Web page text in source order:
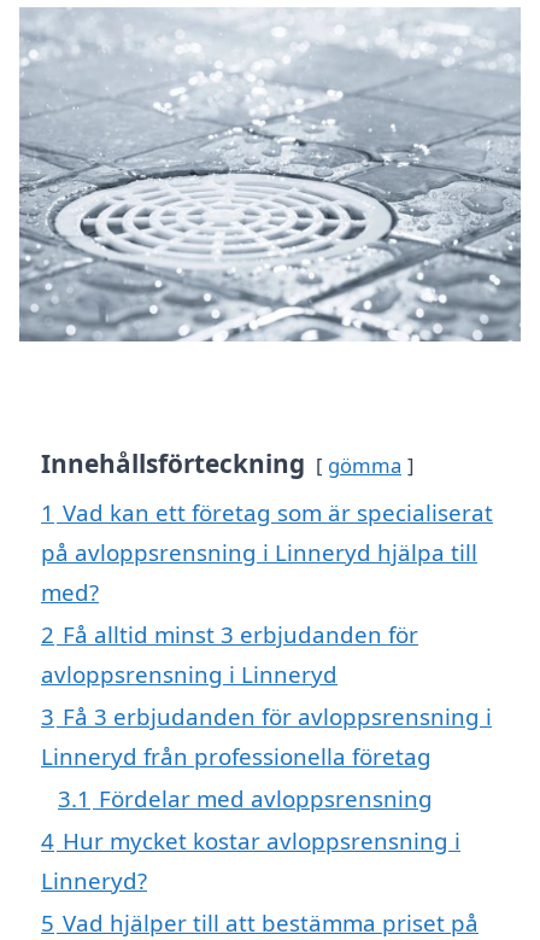
Innehållsförteckning gömma
1 Vad kan ett företag som är specialiserat
på avloppsrensning i Linneryd hjälpa till
med?
2 Få alltid minst 3 erbjudanden för
avloppsrensning i Linneryd
3 Få 3 erbjudanden för avloppsrensning i
Linneryd från professionella företag
3.1 Fördelar med avloppsrensning
4 Hur mycket kostar avloppsrensning i
Linneryd?
5 Vad hjälper till att bestämma priset på